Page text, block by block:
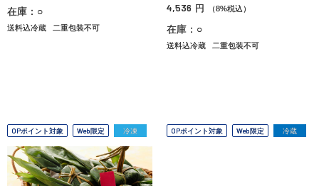
在庫：○
送料込冷蔵 二重包装不可
4,536 円 （8%税込）
在庫：○
送料込冷蔵 二重包装不可
OPポイント対象 Web限定 冷凍 OPポイント対象 Web限定 冷蔵